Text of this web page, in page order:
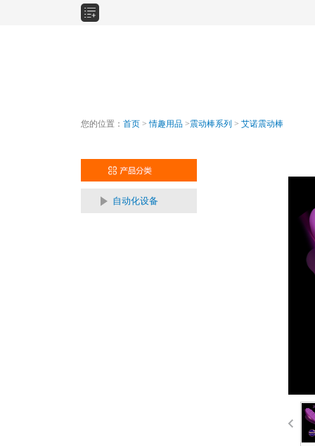
您的位置： 首页 >情趣用品 >震动棒系列 > 艾诺震动棒
自动化设备